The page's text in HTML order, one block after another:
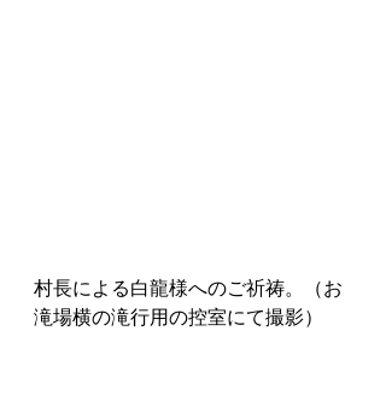
村長による白龍様へのご祈祷。（お
滝場横の滝行用の控室にて撮影）